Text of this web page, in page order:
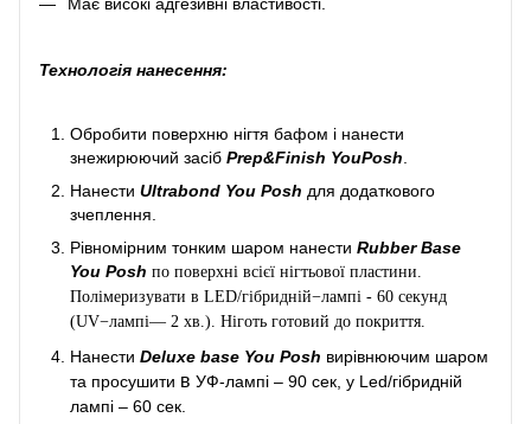
Технологія нанесення:
Обробити поверхню нігтя бафом і нанести
знежирюючий засіб Prep&Finish YouPosh
Нанести Ultrabond You Posh для додаткового
зчеплення.
Рівномірним тонким шаром нанести Rubber Base
You Posh по поверхні всієї нігтьової пластини.
Полімеризувати в LED/гібридній−лампі - 60 секунд
(UV−лампі— 2 хв.). Ніготь готовий до покриття.
Нанести Deluxe base You Posh вирівнюючим шаром
та просушити в УФ-лампі – 90 сек, у Led/гібридній
лампі – 60 сек.